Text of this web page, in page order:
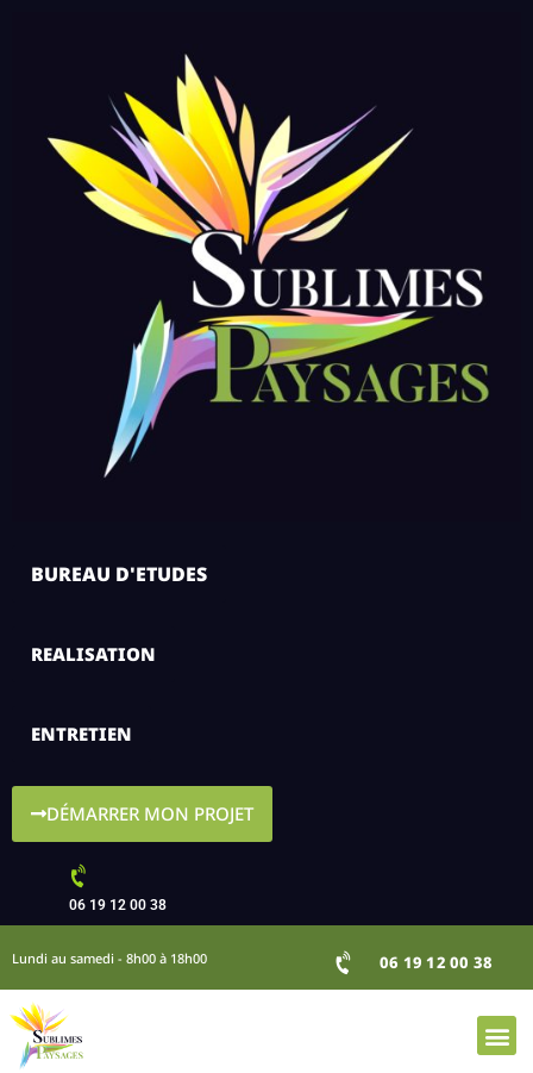
BUREAU D'ETUDES
REALISATION
ENTRETIEN
DÉMARRER MON PROJET
06 19 12 00 38
Lundi au samedi - 8h00 à 18h00 06 19 12 00 38